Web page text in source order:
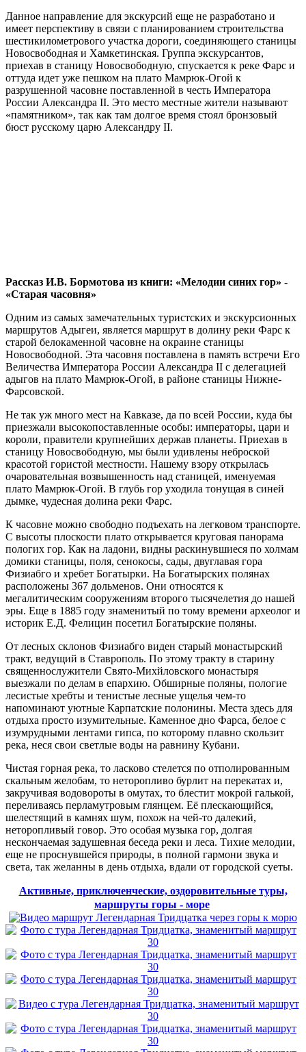
Данное направление для экскурсий еще не разработано и
имеет перспективу в связи с планированием строительства
шестикилометрового участка дороги, соединяющего станицы
Новосвободная и Хамкетинская. Группа экскурсантов,
приехав в станицу Новосвободную, спускается к реке Фарс и
оттуда идет уже пешком на плато Мамрюк-Огой к
разрушенной часовне поставленной в честь Императора
России Александра II. Это место местные жители называют
«памятником», так как там долгое время стоял бронзовый
бюст русскому царю Александру II.
Рассказ И.В. Бормотова из книги: «Мелодии синих гор» -
«Старая часовня»
Одним из самых замечательных туристских и экскурсионных
маршрутов Адыгеи, является маршрут в долину реки Фарс к
старой белокаменной часовне на окраине станицы
Новосвободной. Эта часовня поставлена в память встречи Его
Величества Императора России Александра II с делегацией
адыгов на плато Мамрюк-Огой, в районе станицы Нижне-
Фарсовской.
Не так уж много мест на Кавказе, да по всей России, куда бы
приезжали высокопоставленные особы: императоры, цари и
короли, правители крупнейших держав планеты. Приехав в
станицу Новосвободную, мы были удивлены неброской
красотой гористой местности. Нашему взору открылась
очаровательная возвышенность над станицей, именуемая
плато Мамрюк-Огой. В глубь гор уходила тонущая в синей
дымке, чудесная долина реки Фарс.
К часовне можно свободно подъехать на легковом транспорте.
С высоты плоскости плато открывается круговая панорама
пологих гор. Как на ладони, видны раскинувшиеся по холмам
домики станицы, поля, сенокосы, сады, двуглавая гора
Физиабго и хребет Богатырки. На Богатырских полянах
расположены 367 дольменов. Они относятся к
мегалитическим сооружениям второго тысячелетия до нашей
эры. Еще в 1885 году знаменитый по тому времени археолог и
историк Е.Д. Фелицин посетил Богатырские поляны.
От лесных склонов Физиабго виден старый монастырский
тракт, ведущий в Ставрополь. По этому тракту в старину
священнослужители Свято-Михйловского монастыря
выезжали по делам в епархию. Обширные поляны, пологие
лесистые хребты и тенистые лесные ущелья чем-то
напоминают уютные Карпатские полонины. Места здесь для
отдыха просто изумительные. Каменное дно Фарса, белое с
изумрудными лентами гипса, по которому плавно скользит
река, неся свои светлые воды на равнину Кубани.
Чистая горная река, то ласково стелется по отполированным
скальным желобам, то неторопливо бурлит на перекатах и,
закручивая водовороты в омутах, то блестит мокрой галькой,
переливаясь перламутровым глянцем. Её плескающийся,
шелестящий в камнях шум, похож на чей-то далекий,
неторопливый говор. Это особая музыка гор, долгая
нескончаемая задушевная беседа реки и леса. Тихие мелодии,
еще не проснувшейся природы, в полной гармони звука и
света, так желанны в день отдыха, вдали от городской суеты.
Активные, приключенческие, оздоровительные туры,
маршруты горы - море